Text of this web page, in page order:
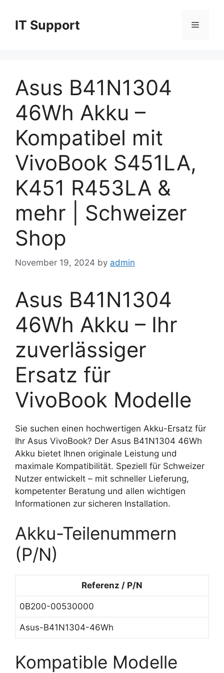
contentIT Support Menu
Asus B41N1304
46Wh Akku –
Kompatibel mit
VivoBook S451LA,
K451 R453LA &
mehr | Schweizer
Shop
November 19, 2024 by admin
Asus B41N1304
46Wh Akku – Ihr
zuverlässiger
Ersatz für
VivoBook Modelle
Sie suchen einen hochwertigen Akku-Ersatz für
Ihr Asus VivoBook? Der Asus B41N1304 46Wh
Akku bietet Ihnen originale Leistung und
maximale Kompatibilität. Speziell für Schweizer
Nutzer entwickelt – mit schneller Lieferung,
kompetenter Beratung und allen wichtigen
Informationen zur sicheren Installation.
Akku-Teilenummern
(P/N)
Referenz / P/N
0B200-00530000
Asus-B41N1304-46Wh
Kompatible Modelle